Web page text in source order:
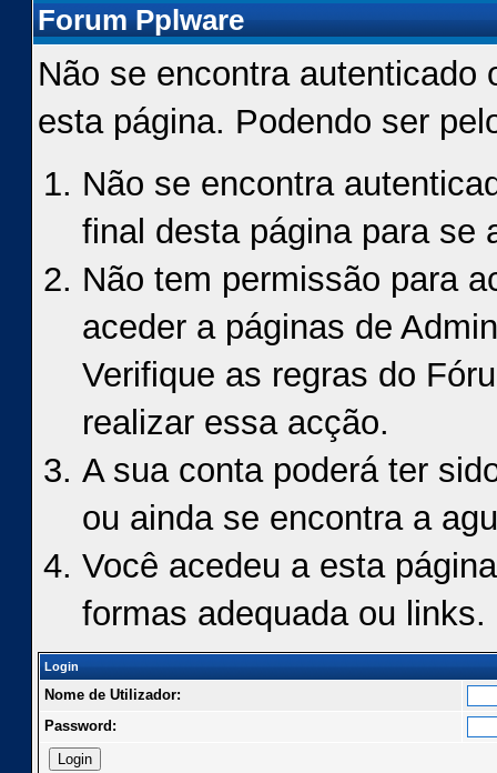
Forum Pplware
Não se encontra autenticado
esta página. Podendo ser
Não se encontra
final desta página para se
Não tem permissão para
aceder a páginas de
Verifique as regras do
realizar essa acção.
A sua conta poderá ter
ou ainda se encontra a
Você acedeu a esta
formas adequada ou links.
Login
Nome de Utilizador:
Password: